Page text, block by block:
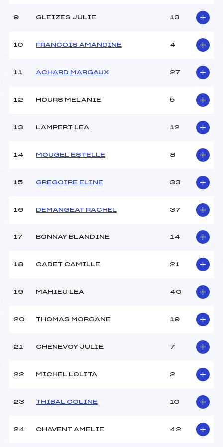
9 GLEIZES JULIE 13
10 FRANCOIS AMANDINE 4
11 ACHARD MARGAUX 27
12 HOURS MELANIE 5
13 LAMPERT LEA 12
14 MOUGEL ESTELLE 8
15 GREGOIRE ELINE 33
16 DEMANGEAT RACHEL 37
17 BONNAY BLANDINE 14
18 CADET CAMILLE 21
19 MAHIEU LEA 40
20 THOMAS MORGANE 19
21 CHENEVOY JULIE 7
22 MICHEL LOLITA 2
23 THIBAL COLINE 10
24 CHAVENT AMELIE 42